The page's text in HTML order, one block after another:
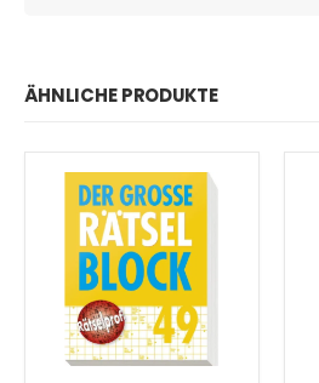
ÄHNLICHE PRODUKTE